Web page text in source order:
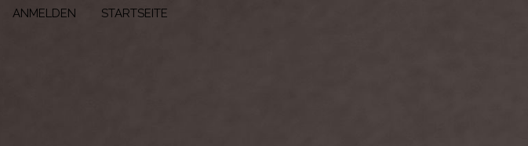
ANMELDEN STARTSEITE